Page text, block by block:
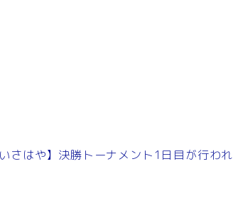
さはや】決勝トーナメント1日目が行われ